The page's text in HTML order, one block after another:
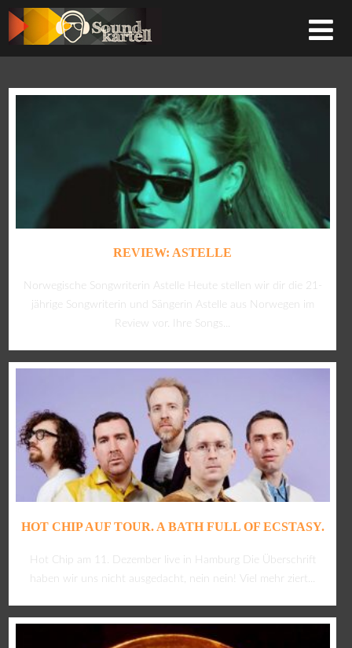
REVIEW: ASTELLE
Norwegische Songwriterin Astelle Heute stellen wir dir die 21-
jährige Songwriterin und Sängerin Astelle aus Norwegen im
Review vor. Ihre Songs...
HOT CHIP AUF TOUR. A BATH FULL OF ECSTASY.
Hot Chip am 11. Dezember live in Hamburg Die Überschrift
haben wir uns nicht ausgedacht, nein nein! Viel mehr ziert...